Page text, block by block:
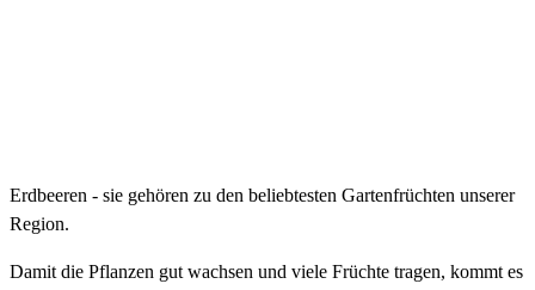
Erdbeeren - sie gehören zu den beliebtesten Gartenfrüchten unserer
Region.
Damit die Pflanzen gut wachsen und viele Früchte tragen, kommt es